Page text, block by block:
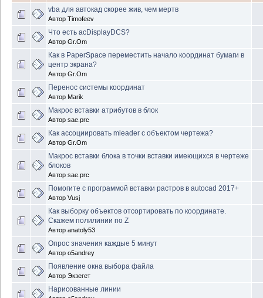
vba для автокад скорее жив, чем мертв
Автор Timofeev
Что есть acDisplayDCS?
Автор Gr.Om
Как в PaperSpace переместить начало координат бумаги в
центр экрана?
Автор Gr.Om
Перенос системы координат
Автор Marik
Макрос вставки атрибутов в блок
Автор sae.prc
Как ассоциировать mleader с объектом чертежа?
Автор Gr.Om
Макрос вставки блока в точки вставки имеющихся в чертеже
блоков
Автор sae.prc
Помогите с программой вставки растров в autocad 2017+
Автор Vusj
Как выборку объектов отсортировать по координате.
Скажем полилинии по Z
Автор anatoly53
Опрос значения каждые 5 минут
Автор o5andrey
Появление окна выбора файла
Автор Экзегет
Нарисованные линии